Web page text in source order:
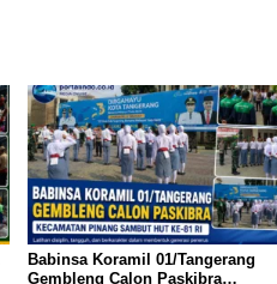
Babinsa Koramil 01/Tangerang
Gembleng Calon Paskibra